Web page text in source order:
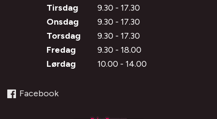
Tirsdag
9.30 - 17.30
Onsdag
9.30 - 17.30
Torsdag
9.30 - 17.30
Fredag
9.30 - 18.00
Lørdag
10.00 - 14.00
Facebook